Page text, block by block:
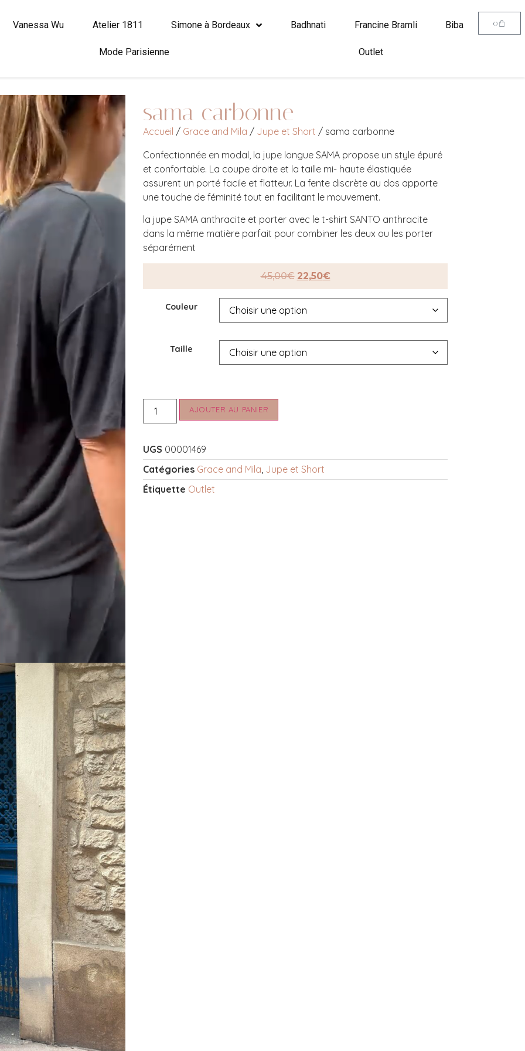
0
Vanessa Wu Atelier 1811 Simone à Bordeaux Badhnati Francine Bramli Biba
Mode Parisienne Outlet
sama carbonne
Accueil / Grace and Mila / Jupe et Short / sama carbonne
Confectionnée en modal, la jupe longue SAMA propose un style épuré
et confortable. La coupe droite et la taille mi- haute élastiquée
assurent un porté facile et flatteur. La fente discrète au dos apporte
une touche de féminité tout en facilitant le mouvement.
la jupe SAMA anthracite et porter avec le t-shirt SANTO anthracite
dans la même matière parfait pour combiner les deux ou les porter
séparément
45,00€ 22,50€
Couleur
Taille
AJOUTER AU PANIER
UGS 00001469
Catégories Grace and Mila, Jupe et Short
Étiquette Outlet